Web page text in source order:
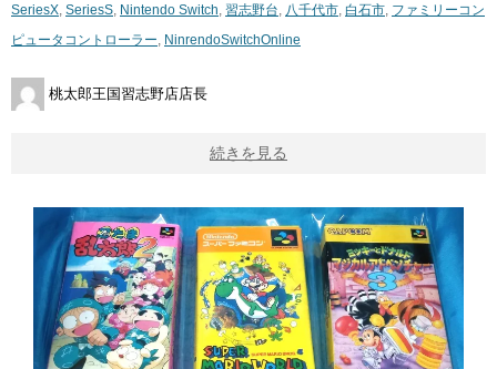
SeriesX, SeriesS, Nintendo Switch, 習志野台, 八千代市, 白石市, ファミリーコン
ピュータコントローラー, NinrendoSwitchOnline
桃太郎王国習志野店店長
続きを見る